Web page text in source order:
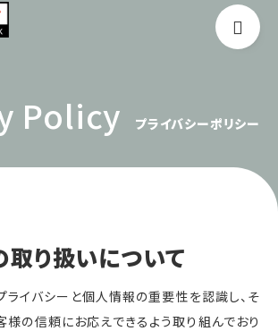
Policy プライバシーポリシー
り扱いについて
ライバシーと個人情報の重要性を認識し、そ
様の信頼にお応えできるよう取り組んでおり